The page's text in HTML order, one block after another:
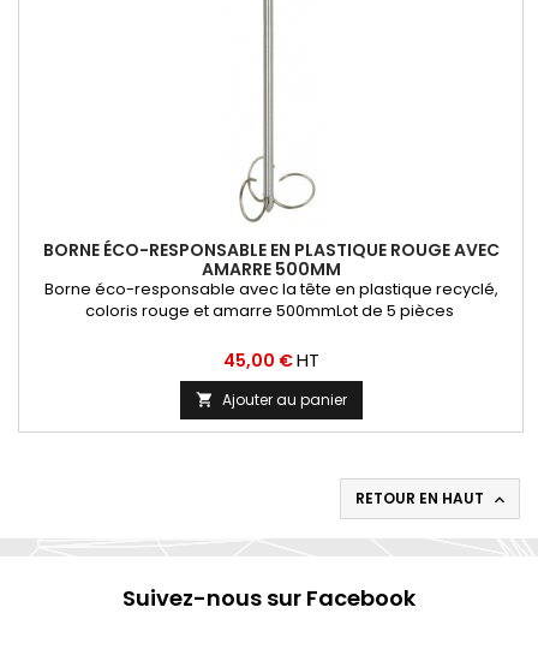
BORNE ÉCO-RESPONSABLE EN PLASTIQUE ROUGE AVEC
AMARRE 500MM
Borne éco-responsable avec la tête en plastique recyclé,
coloris rouge et amarre 500mmLot de 5 pièces
Prix
45,00 €HT
 Ajouter au panier
RETOUR EN HAUT 
Suivez-nous sur Facebook